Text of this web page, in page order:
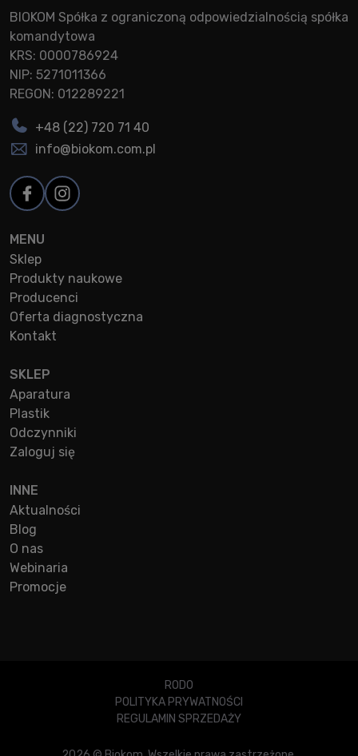
BIOKOM Spółka z ograniczoną odpowiedzialnością spółka
komandytowa
KRS: 0000786924
NIP: 5271011366
REGON: 012289221
+48 (22) 720 71 40
info@biokom.com.pl
MENU
Sklep
Produkty naukowe
Producenci
Oferta diagnostyczna
Kontakt
SKLEP
Aparatura
Plastik
Odczynniki
Zaloguj się
INNE
Aktualności
Blog
O nas
Webinaria
Promocje
RODO
POLITYKA PRYWATNOŚCI
REGULAMIN SPRZEDAŻY